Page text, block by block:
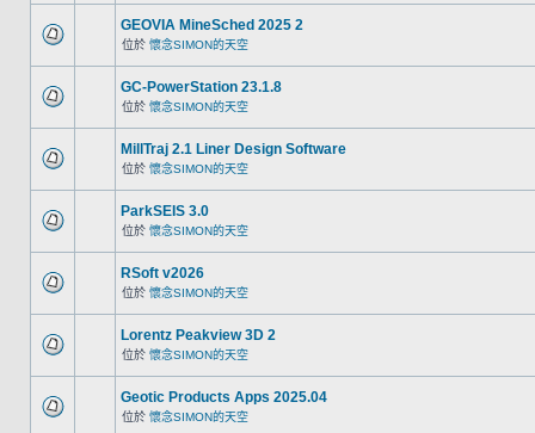
GEOVIA MineSched 2025 2
位於 懷念SIMON的天空
GC-PowerStation 23.1.8
位於 懷念SIMON的天空
MillTraj 2.1 Liner Design Software
位於 懷念SIMON的天空
ParkSEIS 3.0
位於 懷念SIMON的天空
RSoft v2026
位於 懷念SIMON的天空
Lorentz Peakview 3D 2
位於 懷念SIMON的天空
Geotic Products Apps 2025.04
位於 懷念SIMON的天空